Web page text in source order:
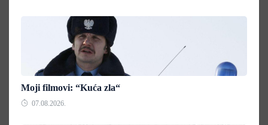
Moji filmovi: “Kuća zla“
07.08.2026.